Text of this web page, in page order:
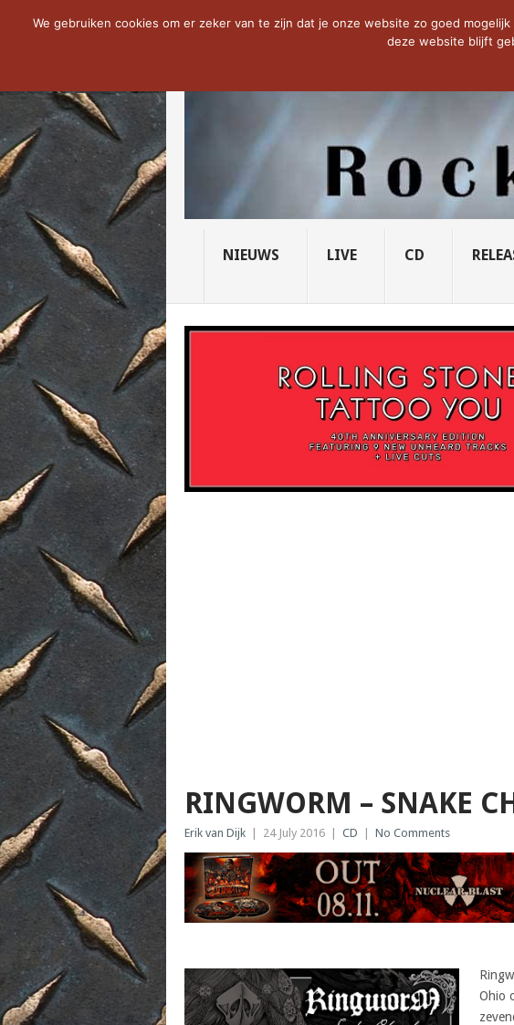
NOW TRENDING: THE VICIOUS HEAD SOCIETY...
NIEUWS LIVE CD
RINGWORM – SNAKE
Erik van Dijk 24 July 2016 CD No Comments
Ohio
We gebruiken cookies om er zeker van te zijn dat je onze website zo goed
deze website blijft